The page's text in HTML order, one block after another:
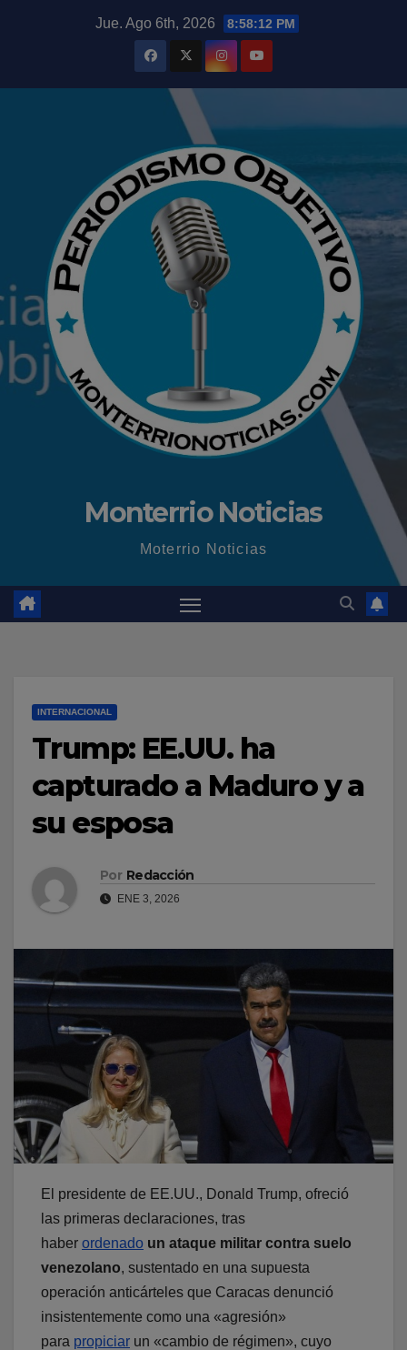
Jue. Ago 6th, 2026 8:58:13 PM
Monterrio Noticias
Moterrio Noticias
INTERNACIONAL
Trump: EE.UU. ha
capturado a Maduro y a
su esposa
Por Redacción
ENE 3, 2026
El presidente de EE.UU., Donald Trump, ofreció
las primeras declaraciones, tras
haber ordenado un ataque militar contra suelo
venezolano, sustentado en una supuesta
operación anticárteles que Caracas denunció
insistentemente como una «agresión»
para propiciar un «cambio de régimen», cuyo
modal-check